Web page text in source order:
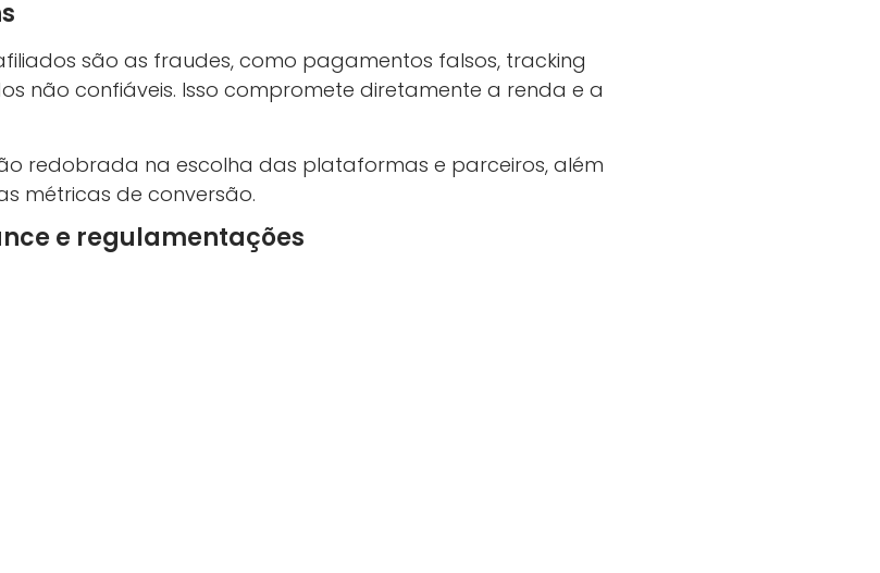
são as fraudes, como pagamentos falsos, tracking
não confiáveis. Isso compromete diretamente a renda e a
redobrada na escolha das plataformas e parceiros, além
métricas de conversão.
e regulamentações